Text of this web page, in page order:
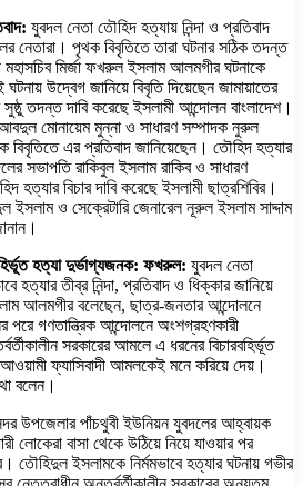
যুবদল নেতা তৌহিদ হত্যায় নিন্দা ও প্রতিবাদ
নেতারা। পৃথক বিবৃতিতে তারা ঘটনার সঠিক তদন্ত
মির্জা ফখরুল ইসলাম আলমগীর ঘটনাকে
উদ্বেগ জানিয়ে বিবৃতি দিয়েছেন জামায়াতের
তদন্ত দাবি করেছে ইসলামী আন্দোলন বাংলাদেশ।
মোনায়েম মুন্না ও সাধারণ সম্পাদক নুরুল
বিবৃতিতে এর প্রতিবাদ জানিয়েছেন। তৌহিদ হত্যার
সভাপতি রাকিবুল ইসলাম রাকিব ও সাধারণ
হত্যার বিচার দাবি করেছে ইসলামী ছাত্রশিবির।
ইসলাম ও সেক্রেটারি জেনারেল নূরুল ইসলাম সাদ্দাম
হত্যা দুর্ভাগ্যজনক: ফখরুল: যুবদল নেতা
হত্যার তীব্র নিন্দা, প্রতিবাদ ও ধিক্কার জানিয়ে
আলমগীর বলেছেন, ছাত্র-জনতার আন্দোলনে
পরে গণতান্ত্রিক আন্দোলনে অংশগ্রহণকারী
সরকারের আমলে এ ধরনের বিচারবহির্ভূত
ফ্যাসিবাদী আমলকেই মনে করিয়ে দেয়।
বলেন।
উপজেলার পাঁচথুবী ইউনিয়ন যুবদলের আহ্বায়ক
লোকেরা বাসা থেকে উঠিয়ে নিয়ে যাওয়ার পর
তৌহিদুল ইসলামকে নির্মমভাবে হত্যার ঘটনায় গভীর